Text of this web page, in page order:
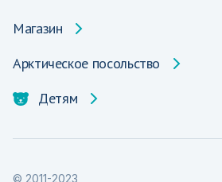
Магазин
Арктическое посольство
Детям
© 2011-2023